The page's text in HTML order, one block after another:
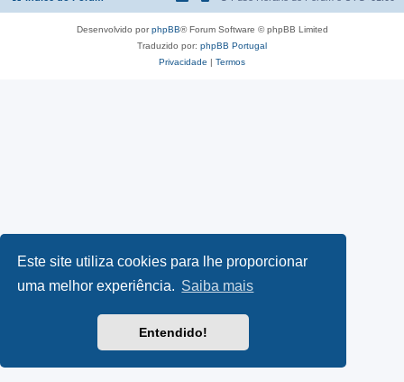
Este site utiliza cookies para lhe proporcionar
uma melhor experiência. Saiba mais
Entendido!
Desenvolvido porphpBB® Forum Software © phpBB Limited
Traduzido por: phpBB Portugal
Privacidade | Termos